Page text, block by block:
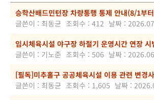
승학산배드민턴장 차량통행 통제 안내(8/1부
글쓴이 : 최동균 조회수 : 412 날짜 :
글쓴이 : 기노준 조회수 : 506 날짜 :
글쓴이 : 최동균 조회수 : 1,605 날짜 :